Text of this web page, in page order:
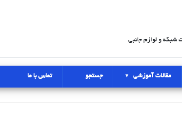
شبکه و لوازم جانبی
مقالات آموزشی جستجو تماس با ما